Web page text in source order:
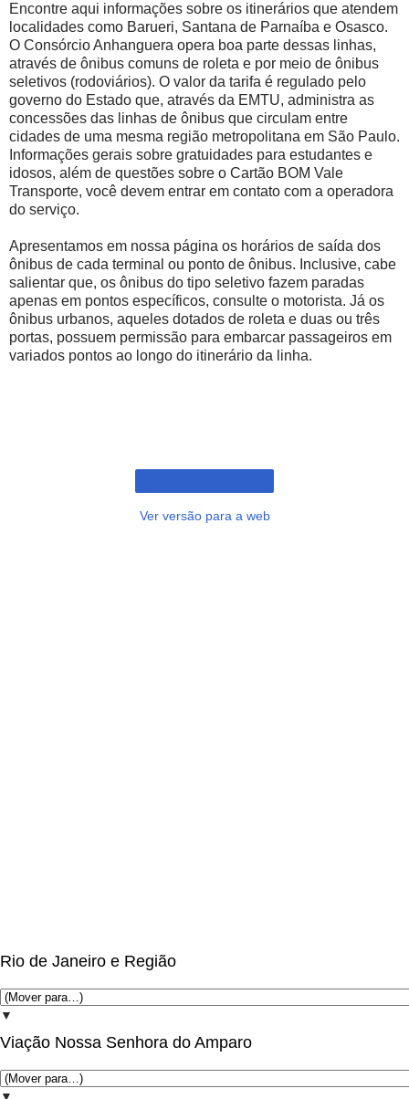
Encontre aqui informações sobre os itinerários que atendem
localidades como Barueri, Santana de Parnaíba e Osasco.
O Consórcio Anhanguera opera boa parte dessas linhas,
através de ônibus comuns de roleta e por meio de ônibus
seletivos (rodoviários). O valor da tarifa é regulado pelo
governo do Estado que, através da EMTU, administra as
concessões das linhas de ônibus que circulam entre
cidades de uma mesma região metropolitana em São Paulo.
Informações gerais sobre gratuidades para estudantes e
idosos, além de questões sobre o Cartão BOM Vale
Transporte, você devem entrar em contato com a operadora
do serviço.
Apresentamos em nossa página os horários de saída dos
ônibus de cada terminal ou ponto de ônibus. Inclusive, cabe
salientar que, os ônibus do tipo seletivo fazem paradas
apenas em pontos específicos, consulte o motorista. Já os
ônibus urbanos, aqueles dotados de roleta e duas ou três
portas, possuem permissão para embarcar passageiros em
variados pontos ao longo do itinerário da linha.
Ver versão para a web
Rio de Janeiro e Região
▼
Viação Nossa Senhora do Amparo